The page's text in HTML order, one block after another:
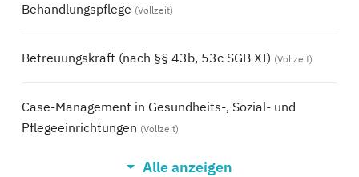
Behandlungspflege (Vollzeit)
Betreuungskraft (nach §§ 43b, 53c SGB XI) (Vollzeit)
Case-Management in Gesundheits-, Sozial- und
Pflegeeinrichtungen (Vollzeit)
Alle anzeigen